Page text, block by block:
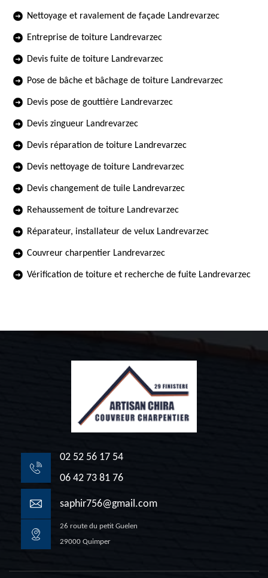
Nettoyage et ravalement de façade Landrevarzec
Entreprise de toiture Landrevarzec
Devis fuite de toiture Landrevarzec
Pose de bâche et bâchage de toiture Landrevarzec
Devis pose de gouttière Landrevarzec
Devis zingueur Landrevarzec
Devis réparation de toiture Landrevarzec
Devis nettoyage de toiture Landrevarzec
Devis changement de tuile Landrevarzec
Rehaussement de toiture Landrevarzec
Réparateur, installateur de velux Landrevarzec
Couvreur charpentier Landrevarzec
Vérification de toiture et recherche de fuite Landrevarzec
02 52 56 17 54
06 42 73 81 76
saphir756@gmail.com
26 route du petit Guelen
29000 Quimper